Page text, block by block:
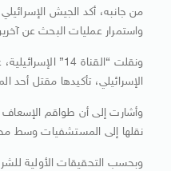
من جانبه، أكد الجيش
واستمرار عمليات البحث عن
ونقلت “القناة
الإسرائيلي، تأكيدها مقتل أحد
وأشارت إلى أن طواقم
نقلها إلى المستشفيات وسط
وبحسب التحقيقات الأولية